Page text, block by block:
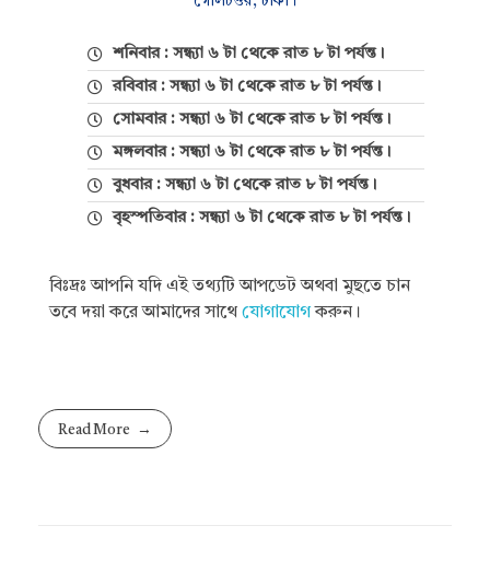
শনিবার : সন্ধ্যা ৬ টা থেকে রাত ৮ টা পর্যন্ত।
রবিবার : সন্ধ্যা ৬ টা থেকে রাত ৮ টা পর্যন্ত।
সোমবার : সন্ধ্যা ৬ টা থেকে রাত ৮ টা পর্যন্ত।
মঙ্গলবার : সন্ধ্যা ৬ টা থেকে রাত ৮ টা পর্যন্ত।
বুধবার : সন্ধ্যা ৬ টা থেকে রাত ৮ টা পর্যন্ত।
বৃহস্পতিবার : সন্ধ্যা ৬ টা থেকে রাত ৮ টা পর্যন্ত।
বিঃদ্রঃ আপনি যদি এই তথ্যটি আপডেট অথবা মুছতে চান
তবে দয়া করে আমাদের সাথে যোগাযোগকরুন।
Read More